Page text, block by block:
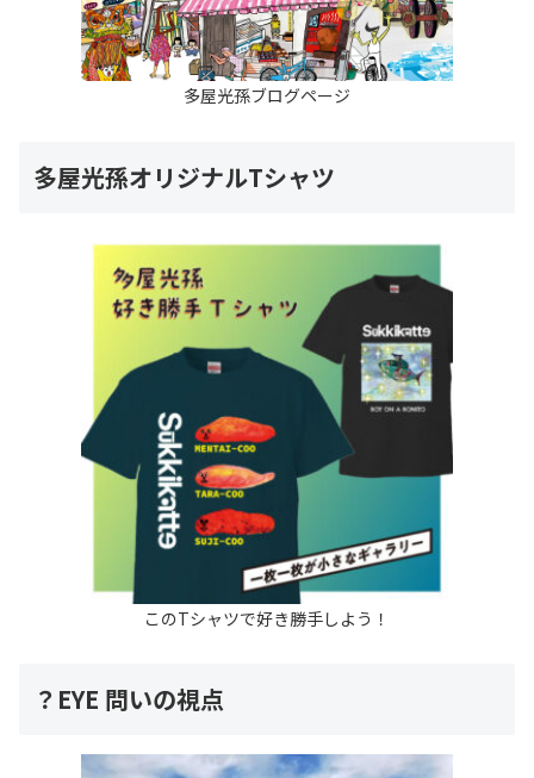
多屋光孫ブログページ
多屋光孫オリジナルTシャツ
このTシャツで好き勝手しよう！
？EYE 問いの視点